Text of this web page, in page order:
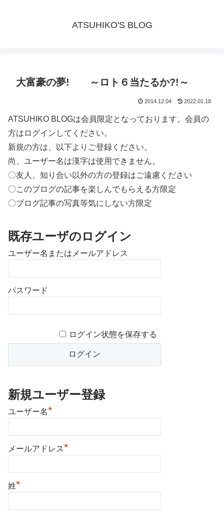
ATSUHIKO'S BLOG
大富豪の夢! ～ロト６当たるか?!～
2014.12.04 2022.01.18
ATSUHIKO BLOGは会員限定となっております。会員の
方はログインしてください。
新規の方は、以下よりご登録ください。
尚、ユーザー名は漢字は使用できません。
〇友人、知り合い以外の方の登録はご遠慮ください
〇このブログの記事を楽しんでもらえる方限定
〇ブログ記事の写真等気にしない方限定
既存ユーザのログイン
ユーザー名またはメールアドレス
パスワード
ログイン状態を保存する
新規ユーザー登録
ユーザー名*
メールアドレス*
姓*